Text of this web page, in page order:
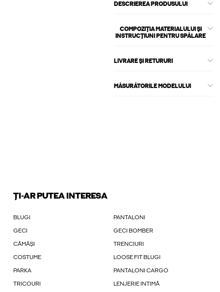
DESCRIEREA PRODUSULUI
COMPOZIȚIA MATERIALULUI ȘI
INSTRUCȚIUNI PENTRU SPĂLARE
LIVRARE ȘI RETURURI
MĂSURĂTORILE MODELULUI
ȚI-AR PUTEA INTERESA
BLUGI PANTALONI
GECI GECI BOMBER
CĂMĂȘI TRENCIURI
COSTUME LOOSE FIT BLUGI
PARKA PANTALONI CARGO
TRICOURI LENJERIE INTIMĂ